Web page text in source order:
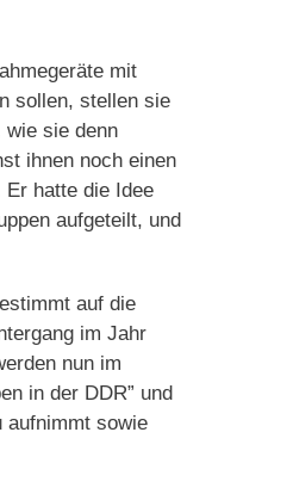
mit
sollen, stellen sie
wie sie denn
ihnen noch einen
Er hatte die Idee
aufgeteilt, und
auf die
im Jahr
nun im
in der DDR” und
aufnimmt sowie